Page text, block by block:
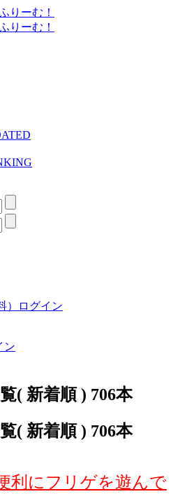
ログイン
( 新着順 ) 706本
( 新着順 ) 706本
利にフリゲを遊んで